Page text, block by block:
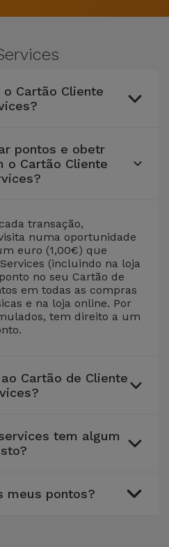
Cartão Cliente
pontos e obetr
o Cartão Cliente
transação,
numa oportunidade
euro (1,00€) que
(incluindo na loja
no seu Cartão de
em todas as compras
e na loja online. Por
tem direito a um
Cartão de Cliente
tem algum
meus pontos?